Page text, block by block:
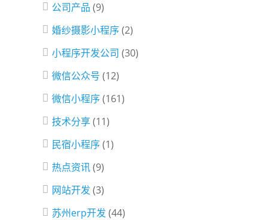
公司产品 (9)
婚纱摄影小程序(2)
小程序开发公司 (30)
微信公众号 (12)
微信小程序(161)
技术分享(11)
民宿小程序(1)
热点资讯(9)
网站开发 (3)
苏州erp开发 (44)